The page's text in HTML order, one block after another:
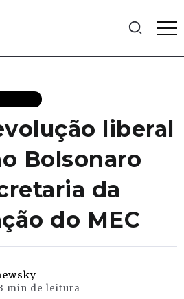
liberal
Bolsonaro
da
do MEC
min de leitura